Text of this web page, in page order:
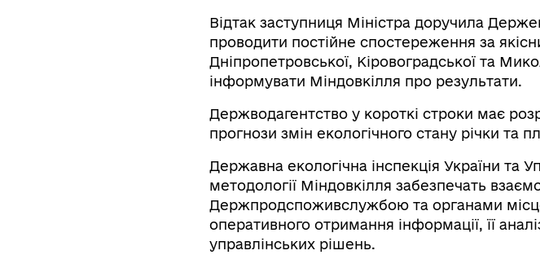
Відтак заступниця Міністра доручила
проводити постійне спостереження за
Дніпропетровської, Кіровоградської та
інформувати Міндовкілля про результати.
Держводагентство у короткі строки має
прогнози змін екологічного стану річки та
Державна екологічна інспекція України та
методології Міндовкілля забезпечать
Держпродспоживслужбою та органами
оперативного отримання інформації, її
управлінських рішень.